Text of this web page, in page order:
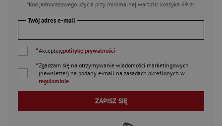
*Kod jednorazowego użycia przy minimalnej wartości koszyka 69 zł.
Twój adres e-mail
*Akceptujępolitykę prywatności
*Zgadzam się na otrzymywanie wiadomości marketingowych
(newsletter) na podany e-mail na zasadach określonych w
regulaminie.
ZAPISZ SIĘ